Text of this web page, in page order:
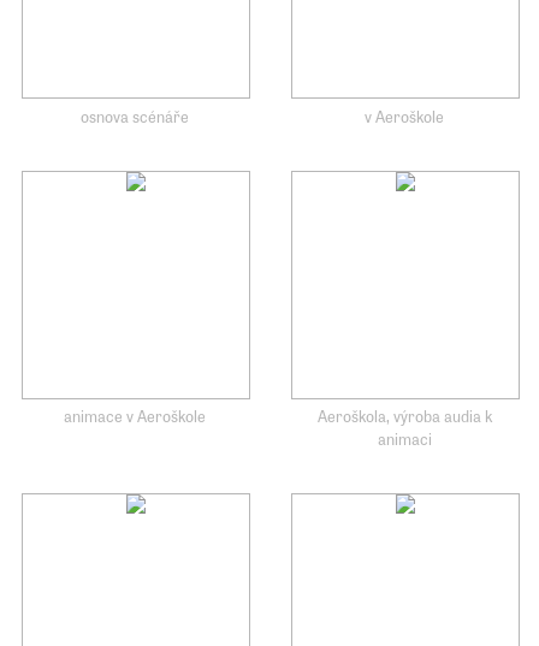
osnova scénáře v Aeroškole
animace v Aeroškole
Aeroškola, výroba audia k
animaci